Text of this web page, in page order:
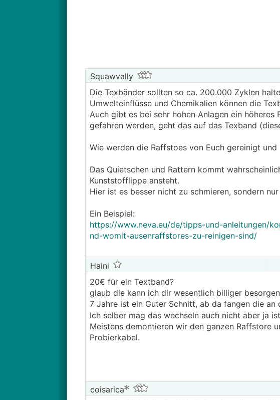
Squawvally
Die Texbänder sollten so ca. 200.000 Zyklen
Umwelteinflüsse und Chemikalien können die
Auch gibt es bei sehr hohen Anlagen ein
gefahren werden, geht das auf das Texband
Wie werden die Raffstoes von Euch gereinigt
Das Quietschen und Rattern kommt
Kunststofflippe ansteht.
Hier ist es besser nicht zu schmieren, sondern
Ein Beispiel:
https://www.neva.eu/de/tipps-und-anleitungen/
nd-womit-ausenraffstores-zu-reinigen-sind/
Haini
20€ für ein Textband?
glaub die kann ich dir wesentlich billiger
7 Jahre ist ein Guter Schnitt, ab da fangen die
Ich selber mag das wechseln auch nicht aber ja
Meistens demontieren wir den ganzen Raffstore
Probierkabel.
coisarica